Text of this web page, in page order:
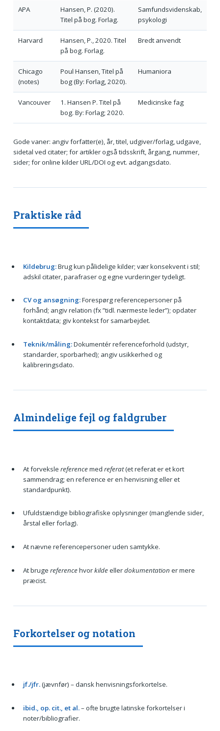
APA
Hansen, P. (2020).
Titel på bog. Forlag.
Samfundsvidenskab,
psykologi
Harvard
Hansen, P., 2020. Titel
på bog. Forlag.
Bredt anvendt
Chicago
(notes)
Poul Hansen, Titel på
bog (By: Forlag, 2020).
Humaniora
Vancouver
1. Hansen P. Titel på
bog. By: Forlag; 2020.
Medicinske fag
Gode vaner: angiv forfatter(e), år, titel, udgiver/forlag, udgave,
sidetal ved citater; for artikler også tidsskrift, årgang, nummer,
sider; for online kilder URL/DOI og evt. adgangsdato.
Praktiske råd
Kildebrug:Brug kun pålidelige kilder; vær konsekvent i stil;
adskil citater, parafraser og egne vurderinger tydeligt.
CV og ansøgning:Forespørg referencepersoner på
forhånd; angiv relation (fx ”tidl. nærmeste leder”); opdater
kontaktdata; giv kontekst for samarbejdet.
Teknik/måling:Dokumentér referenceforhold (udstyr,
standarder, sporbarhed); angiv usikkerhed og
kalibreringsdato.
Almindelige fejl og faldgruber
At forveksle referencemed referat(et referat er et kort
sammendrag; en reference er en henvisning eller et
standardpunkt).
Ufuldstændige bibliografiske oplysninger (manglende sider,
årstal eller forlag).
At nævne referencepersoner uden samtykke.
At bruge referencehvorkildeellerdokumentation er mere
præcist.
Forkortelser og notation
jf./jfr.(jævnfør) – dansk henvisningsforkortelse.
ibid., op. cit., et al.– ofte brugte latinske forkortelser i
noter/bibliografier.